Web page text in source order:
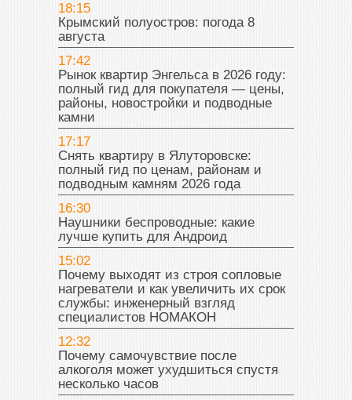
18:15
Крымский полуостров: погода 8
августа
17:42
Рынок квартир Энгельса в 2026 году:
полный гид для покупателя — цены,
районы, новостройки и подводные
камни
17:17
Снять квартиру в Ялуторовске:
полный гид по ценам, районам и
подводным камням 2026 года
16:30
Наушники беспроводные: какие
лучше купить для Андроид
15:02
Почему выходят из строя сопловые
нагреватели и как увеличить их срок
службы: инженерный взгляд
специалистов НОМАКОН
12:32
Почему самочувствие после
алкоголя может ухудшиться спустя
несколько часов